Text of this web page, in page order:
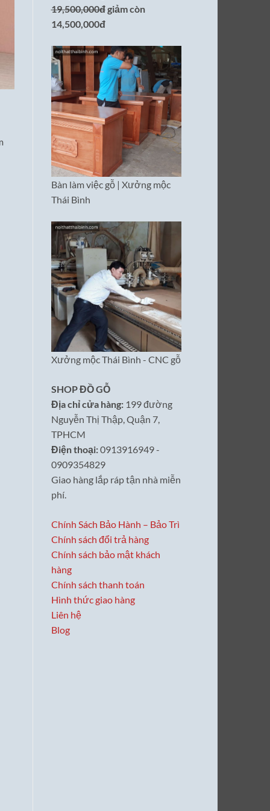
19,500,000đgiảm còn
14,500,000đ
Bàn làm việc gỗ | Xưởng mộc
Thái Bình
Xưởng mộc Thái Bình - CNC gỗ
SHOP ĐỒ GỖ
Địa chỉ cửa hàng:199 đường
Nguyễn Thị Thập, Quận 7,
TPHCM
Điện thoại:0913916949 -
0909354829
Giao hàng lắp ráp tận nhà miễn
phí.
Chính Sách Bảo Hành – Bảo Trì
Chính sách đổi trả hàng
Chính sách bảo mật khách
hàng
Chính sách thanh toán
Hình thức giao hàng
Liên hệ
Blog